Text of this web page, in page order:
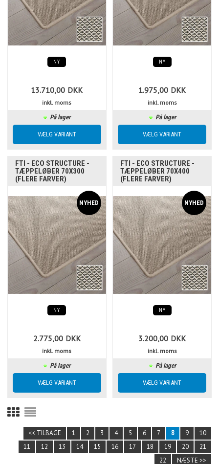
NY
13.710,00 DKK
inkl. moms
På lager
NY
1.975,00 DKK
inkl. moms
På lager
FTI - ECO STRUCTURE -
TÆPPELØBER 70X300
(FLERE FARVER)
NY
2.775,00 DKK
inkl. moms
På lager
FTI - ECO STRUCTURE -
TÆPPELØBER 70X400
(FLERE FARVER)
NY
3.200,00 DKK
inkl. moms
På lager
<< TILBAGE 1 2 3 4 5 6 7 8 9
10
11
12 13 14 15 16 17 18 19 20
21
22
NÆSTE >>